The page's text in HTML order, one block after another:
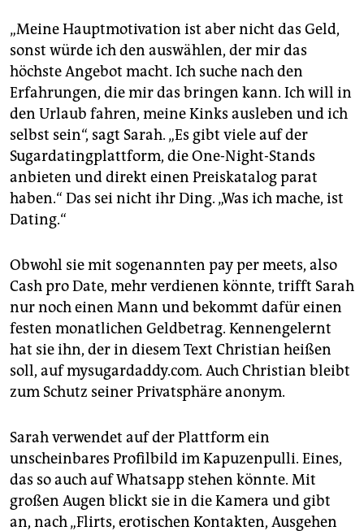
„Meine Hauptmotivation ist aber nicht das Geld,
sonst würde ich den auswählen, der mir das
höchste Angebot macht. Ich suche nach den
Erfahrungen, die mir das bringen kann. Ich will in
den Urlaub fahren, meine Kinks ausleben und ich
selbst sein“, sagt Sarah. „Es gibt viele auf der
Sugardatingplattform, die One-Night-Stands
anbieten und direkt einen Preiskatalog parat
haben.“ Das sei nicht ihr Ding. „Was ich mache, ist
Dating.“
Obwohl sie mit sogenannten pay per meets, also
Cash pro Date, mehr verdienen könnte, trifft Sarah
nur noch einen Mann und bekommt dafür einen
festen monat­lichen Geldbetrag. Kennengelernt
hat sie ihn, der in diesem Text Christian heißen
soll, auf mysugardaddy.com. Auch Christian bleibt
zum Schutz seiner Privatsphäre anonym.
Sarah verwendet auf der Plattform ein
unscheinbares Profilbild im Kapuzenpulli. Eines,
das so auch auf Whatsapp stehen könnte. Mit
großen Augen blickt sie in die Kamera und gibt
an, nach „Flirts, erotischen Kontakten, Ausgehen